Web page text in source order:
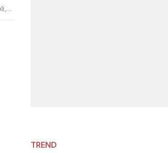
TREND